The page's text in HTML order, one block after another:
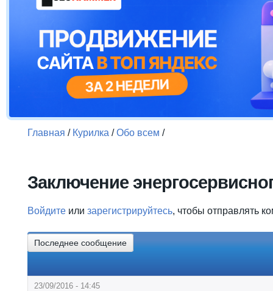
Главная / Курилка /Обо всем /
Заключение
Войдите или зарегистрируйтесь, чтобы отправлять
Последнее сообщение
23/09/2016 - 14:45